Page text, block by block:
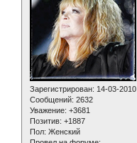
Зарегистрирован: 14-03-2010
Сообщений: 2632
Уважение: +3681
Позитив: +1887
Пол: Женский